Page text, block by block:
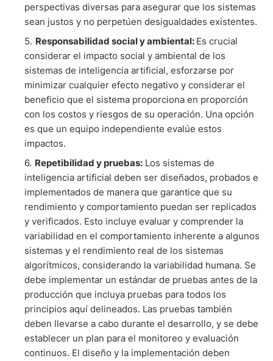
perspectivas diversas para asegurar que los sistemas
sean justos y no perpetúen desigualdades existentes.
Responsabilidad social y ambiental: Es crucial
considerar el impacto social y ambiental de los
sistemas de inteligencia artificial, esforzarse por
minimizar cualquier efecto negativo y considerar el
beneficio que el sistema proporciona en proporción
con los costos y riesgos de su operación. Una opción
es que un equipo independiente evalúe estos
impactos.
Repetibilidad y pruebas: Los sistemas de
inteligencia artificial deben ser diseñados, probados e
implementados de manera que garantice que su
rendimiento y comportamiento puedan ser replicados
y verificados. Esto incluye evaluar y comprender la
variabilidad en el comportamiento inherente a algunos
sistemas y el rendimiento real de los sistemas
algorítmicos, considerando la variabilidad humana. Se
debe implementar un estándar de pruebas antes de la
producción que incluya pruebas para todos los
principios aquí delineados. Las pruebas también
deben llevarse a cabo durante el desarrollo, y se debe
establecer un plan para el monitoreo y evaluación
continuos. El diseño y la implementación deben